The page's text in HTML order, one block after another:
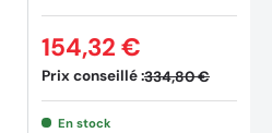
Prix conseillé :334,80 €
154,32 €
En stock